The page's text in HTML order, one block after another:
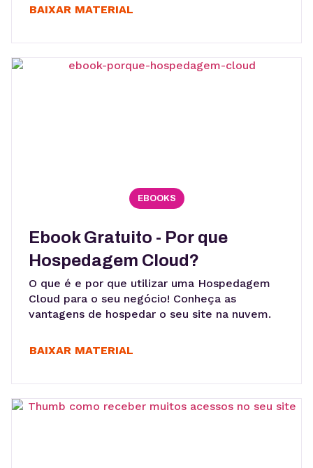
BAIXAR MATERIAL
EBOOKS
Ebook Gratuito - Por que
Hospedagem Cloud?
O que é e por que utilizar uma Hospedagem
Cloud para o seu negócio! Conheça as
vantagens de hospedar o seu site na nuvem.
BAIXAR MATERIAL